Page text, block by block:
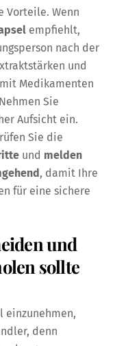
Vorteile. Wenn
empfiehlt,
nach der
und
Medikamenten
Sie
Aufsicht ein.
Sie die
und melden
, damit Ihre
für eine sichere
und
sollte
einzunehmen,
denn